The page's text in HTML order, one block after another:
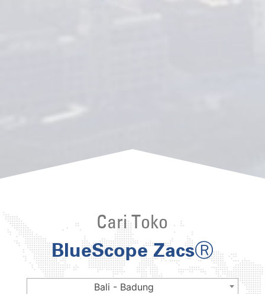
Cari Toko
BlueScope ZacsⓇ
Bali - Badung